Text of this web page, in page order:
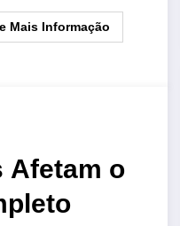
Mais Informação
Afetam o